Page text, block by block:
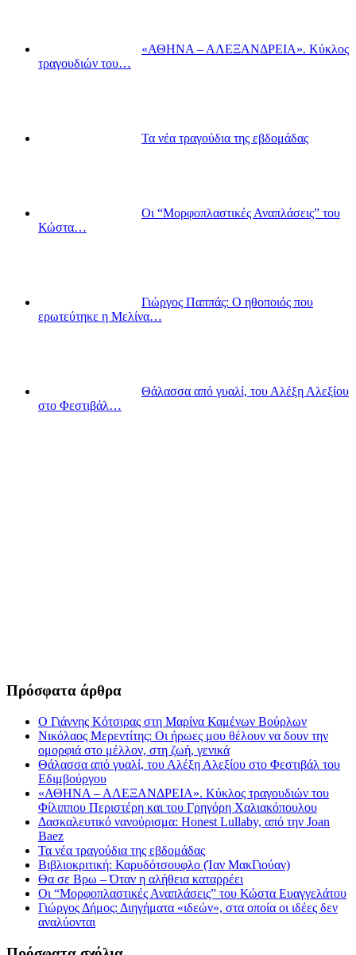
«ΑΘΗΝΑ – ΑΛΕΞΑΝΔΡΕΙΑ». Κύκλος
τραγουδιών του…
Τα νέα τραγούδια της εβδομάδας
Οι “Μορφοπλαστικές Αναπλάσεις” του
Κώστα…
Γιώργος Παππάς: Ο ηθοποιός που
ερωτεύτηκε η Μελίνα…
Θάλασσα από γυαλί, του Αλέξη Αλεξίου
στο Φεστιβάλ…
Πρόσφατα άρθρα
Ο Γιάννης Κότσιρας στη Μαρίνα Καμένων Βούρλων
Νικόλαος Μερεντίτης: Οι ήρωες μου θέλουν να δουν την
ομορφιά στο μέλλον, στη ζωή, γενικά
Θάλασσα από γυαλί, του Αλέξη Αλεξίου στο Φεστιβάλ του
Εδιμβούργου
«ΑΘΗΝΑ – ΑΛΕΞΑΝΔΡΕΙΑ». Κύκλος τραγουδιών του
Φίλιππου Περιστέρη και του Γρηγόρη Χαλιακόπουλου
Δασκαλευτικό νανούρισμα: Honest Lullaby, από την Joan
Baez
Τα νέα τραγούδια της εβδομάδας
Βιβλιοκριτική: Καρυδότσουφλο (Ίαν ΜακΓιούαν)
Θα σε Βρω – Όταν η αλήθεια καταρρέει
Οι “Μορφοπλαστικές Αναπλάσεις” του Κώστα Ευαγγελάτου
Γιώργος Δήμος: Διηγήματα «ιδεών», στα οποία οι ιδέες δεν
αναλύονται